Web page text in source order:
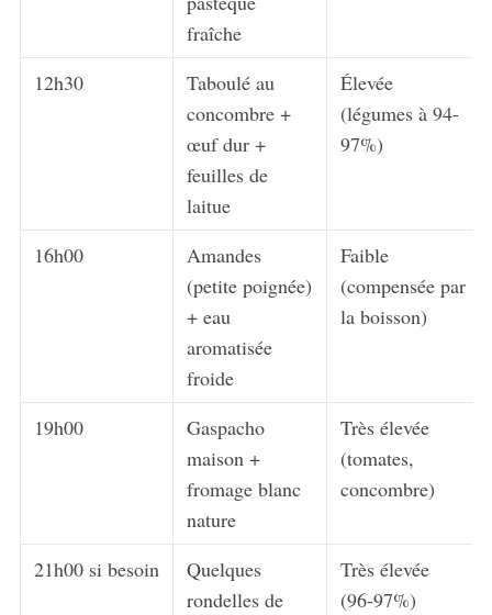
fraîche
12h30
Taboulé au
concombre +
œuf dur +
feuilles de
laitue
Élevée
(légumes à 94-
97%)
16h00
Amandes
(petite poignée)
+ eau
aromatisée
froide
Faible
(compensée par
la boisson)
19h00
Gaspacho
maison +
fromage blanc
nature
Très élevée
(tomates,
concombre)
21h00 si besoin
Quelques
rondelles de
Très élevée
(96-97%)